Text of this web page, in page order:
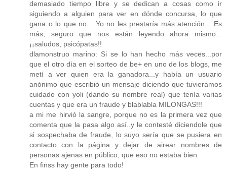
demasiado tiempo libre y se dedican a cosas como ir
siguiendo a alguien para ver en dónde concursa, lo que
gana o lo que no... Yo no les prestaría más atención... Es
más, seguro que nos están leyendo ahora mismo...
¡¡saludos, psicópatas!!
dlamonstruo marino: Si se lo han hecho más veces...por
que el otro día en el sorteo de be+ en uno de los blogs, me
metí a ver quien era la ganadora...y había un usuario
anónimo que escribió un mensaje diciendo que tuvieramos
cuidado con yoli (dando su nombre real) que tenía varias
cuentas y que era un fraude y blablabla MILONGAS!!!
a mi me hirvió la sangre, porque no es la primera vez que
comenta que la pasa algo así..y le contesté diciendole que
si sospechaba de fraude, lo suyo sería que se pusiera en
contacto con la página y dejar de airear nombres de
personas ajenas en público, que eso no estaba bien.
En finss hay gente para todo!